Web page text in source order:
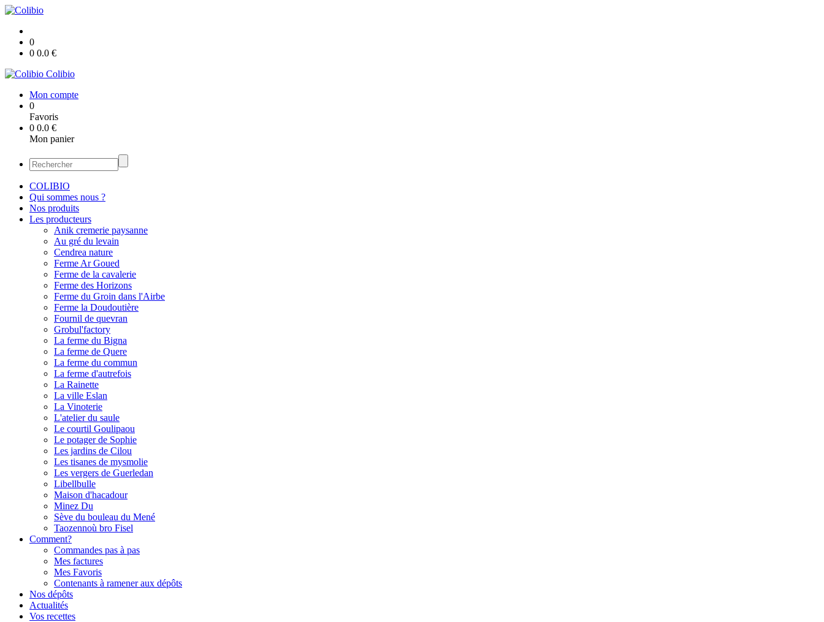
0
0 0.0 €
Colibio
Mon compte
0
Favoris
0 0.0 €
Mon panier
COLIBIO
Qui sommes nous ?
Nos produits
Les producteurs
Anik cremerie paysanne
Au gré du levain
Cendrea nature
Ferme Ar Goued
Ferme de la cavalerie
Ferme des Horizons
Ferme du Groin dans l'Airbe
Ferme la Doudoutière
Fournil de quevran
Grobul'factory
La ferme du Bigna
La ferme de Quere
La ferme du commun
La ferme d'autrefois
La Rainette
La ville Eslan
La Vinoterie
L'atelier du saule
Le courtil Goulipaou
Le potager de Sophie
Les jardins de Cilou
Les tisanes de mysmolie
Les vergers de Guerledan
Libellbulle
Maison d'hacadour
Minez Du
Sève du bouleau du Mené
Taozennoù bro Fisel
Comment?
Commandes pas à pas
Mes factures
Mes Favoris
Contenants à ramener aux dépôts
Nos dépôts
Actualités
Vos recettes